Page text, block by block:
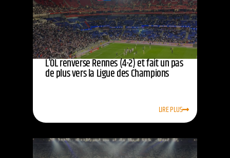
L’OL renverse Rennes (4-2) et fait un pas
de plus vers la Ligue des Champions
LIRE PLUS